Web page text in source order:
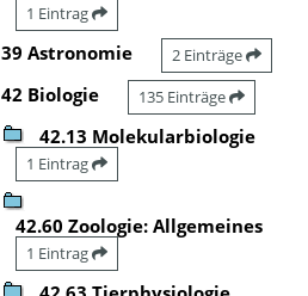
1 Eintrag
39 Astronomie 2 Einträge
42 Biologie 135 Einträge
42.13 Molekularbiologie
1 Eintrag
42.60 Zoologie: Allgemeines
1 Eintrag